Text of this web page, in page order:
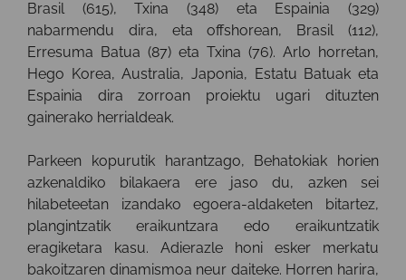
Brasil (615), Txina (348) eta Espainia (329)
nabarmendu dira, eta offshorean, Brasil (112),
Erresuma Batua (87) eta Txina (76). Arlo horretan,
Hego Korea, Australia, Japonia, Estatu Batuak eta
Espainia dira zorroan proiektu ugari dituzten
gainerako herrialdeak.
Parkeen kopurutik harantzago, Behatokiak horien
azkenaldiko bilakaera ere jaso du, azken sei
hilabeteetan izandako egoera-aldaketen bitartez,
plangintzatik eraikuntzara edo eraikuntzatik
eragiketara kasu. Adierazle honi esker merkatu
bakoitzaren dinamismoa neur daiteke. Horren harira,